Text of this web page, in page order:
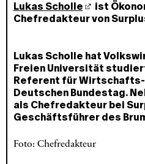
Lukas Scholle
ist
Chefredakteur von
Lukas Scholle hat
Freien Universität
Referent für Wirtschafts-
Deutschen Bundestag.
als Chefredakteur bei
Geschäftsführer des
Foto: Chefredakteur